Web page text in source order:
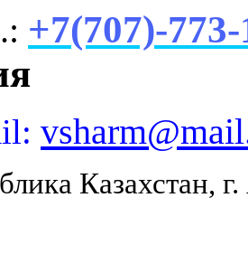
+7(707)-
Казахстан,